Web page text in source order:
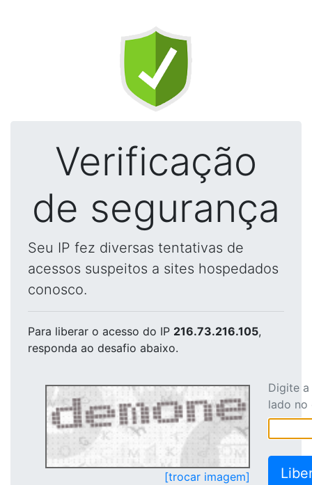
Verificação
de segurança
Seu IP fez diversas tentativas de
acessos suspeitos a sites hospedados
conosco.
Para liberar o acesso do IP 216.73.216.105,
responda ao desafio abaixo.
[trocar imagem]
Digite
lado no